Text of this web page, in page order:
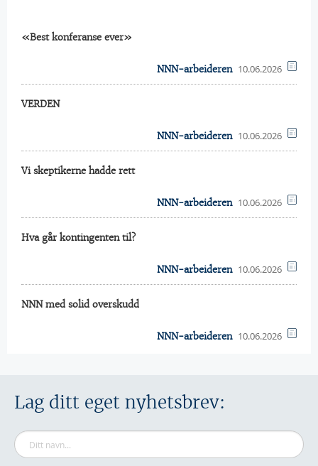
«Best konferanse ever»
NNN-arbeideren 10.06.2026
VERDEN
NNN-arbeideren 10.06.2026
Vi skeptikerne hadde rett
NNN-arbeideren 10.06.2026
Hva går kontingenten til?
NNN-arbeideren 10.06.2026
NNN med solid overskudd
NNN-arbeideren 10.06.2026
Lag ditt eget nyhetsbrev: